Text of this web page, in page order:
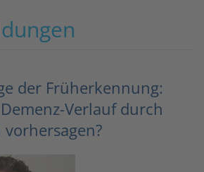
der Früherkennung:
Verlauf durch